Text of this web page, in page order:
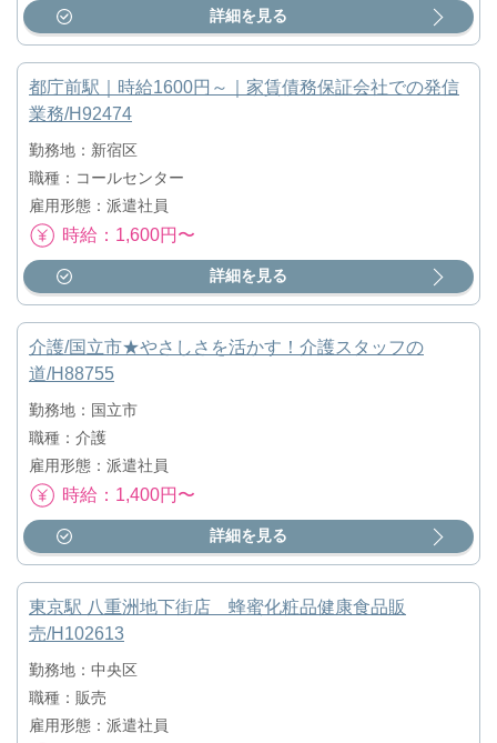
詳細を見る
都庁前駅｜時給1600円～｜家賃債務保証会社での発信
業務/H92474
勤務地：新宿区
職種：コールセンター
雇用形態：派遣社員
時給：1,600円〜
詳細を見る
介護/国立市★やさしさを活かす！介護スタッフの
道/H88755
勤務地：国立市
職種：介護
雇用形態：派遣社員
時給：1,400円〜
詳細を見る
東京駅 八重洲地下街店 蜂蜜化粧品健康食品販
売/H102613
勤務地：中央区
職種：販売
雇用形態：派遣社員